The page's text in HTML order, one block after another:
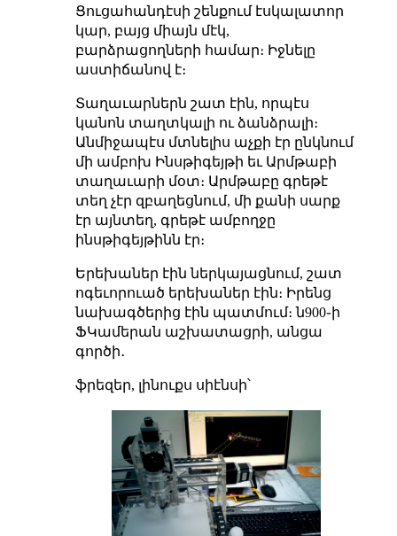
Ցուցահանդէսի շենքում էսկալատոր
կար, բայց միայն մէկ,
բարձրացողների համար։ Իջնելը
աստիճանով է։
Տաղաւարներն շատ էին, որպէս
կանոն տաղտկալի ու ձանձրալի։
Անմիջապէս մտնելիս աչքի էր ընկնում
մի ամբոխ Ինսթիգեյթի եւ Արմթաբի
տաղաւարի մօտ։ Արմթաբը գրեթէ
տեղ չէր զբաղեցնում, մի քանի սարք
էր այնտեղ, գրեթէ ամբողջը
ինսթիգեյթինն էր։
Երեխաներ էին ներկայացնում, շատ
ոգեւորուած երեխաներ էին։ Իրենց
նախագծերից էին պատմում։ ն900֊ի
ՖԿամերան աշխատացրի, անցա
գործի․
ֆրեզեր, լինուքս սիէնսի՝